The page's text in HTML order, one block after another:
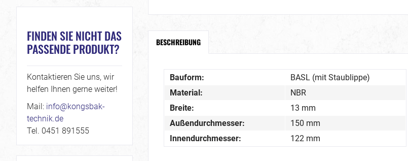
FINDEN SIE NICHT DAS
PASSENDE PRODUKT?
Kontaktieren Sie uns, wir
helfen Ihnen gerne weiter!
Mail: info@kongsbak-
technik.de
Tel. 0451 891555
BESCHREIBUNG
Bauform:
BASL (mit Staublippe)
Material:
NBR
Breite:
13 mm
Außendurchmesser:
150 mm
Innendurchmesser:
122 mm